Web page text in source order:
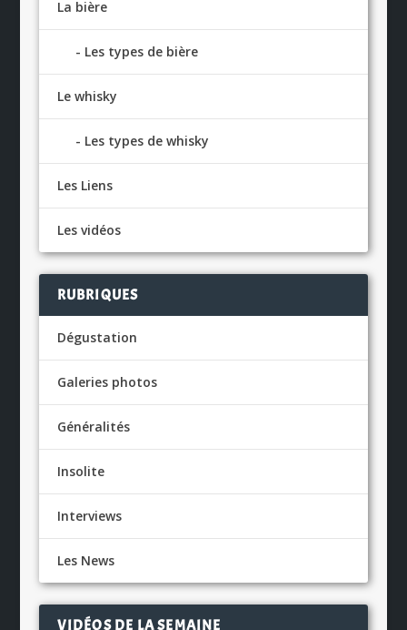
La bière
Les types de bière
Le whisky
Les types de whisky
Les Liens
Les vidéos
RUBRIQUES
Dégustation
Galeries photos
Généralités
Insolite
Interviews
Les News
VIDÉOS DE LA SEMAINE